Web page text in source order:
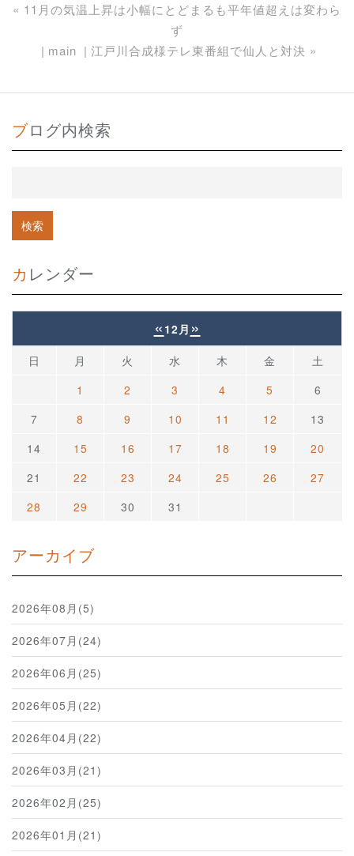
« 11月の気温上昇は小幅にとどまるも平年値超えは変わら
ず
main
江戸川合成様テレ東番組で仙人と対決 »
ブログ内検索
カレンダー
« 12月 »
日 月 火 水 木 金
土
1
2 3 4 5
6
7
8 9 10 11 12
13
14
15 16 17 18 19
20
21
22 23 24 25 26
27
28
29 30 31
アーカイブ
2026年08月(5)
2026年07月(24)
2026年06月(25)
2026年05月(22)
2026年04月(22)
2026年03月(21)
2026年02月(25)
2026年01月(21)